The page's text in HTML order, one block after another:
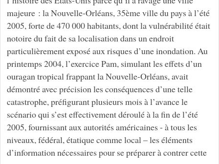
majeure : la Nouvelle-Orléans, 35ème ville du pays à l’été
2005, forte de 470 000 habitants, dont la vulnérabilité était
notoire du fait de sa localisation dans un endroit
particulièrement exposé aux risques d’une inondation. Au
printemps 2004, l’exercice Pam, simulant les effets d’un
ouragan tropical frappant la Nouvelle-Orléans, avait
démontré avec précision les conséquences d’une telle
catastrophe, préfigurant plusieurs mois à l’avance le
scénario qui s’est effectivement déroulé à la fin de l’été
2005, fournissant aux autorités américaines - à tous les
niveaux, fédéral, étatique comme local – les éléments
d’information nécessaires pour se préparer à contrer cette